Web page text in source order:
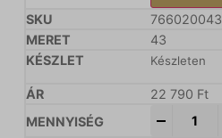
766020043
43
Készleten
22 790 Ft